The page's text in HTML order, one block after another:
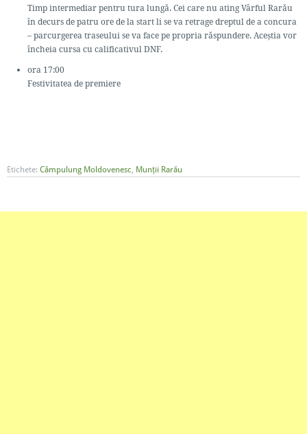
Timp intermediar pentru tura lungă. Cei care nu ating Vârful Rarău
în decurs de patru ore de la start li se va retrage dreptul de a concura
– parcurgerea traseului se va face pe propria răspundere. Aceștia vor
încheia cursa cu calificativul DNF.
ora 17:00
Festivitatea de premiere
Etichete: Câmpulung Moldovenesc, Munții Rarău